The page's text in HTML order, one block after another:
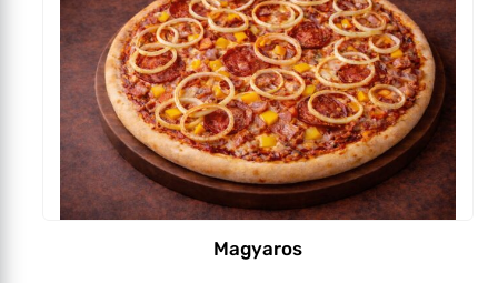
Magyaros